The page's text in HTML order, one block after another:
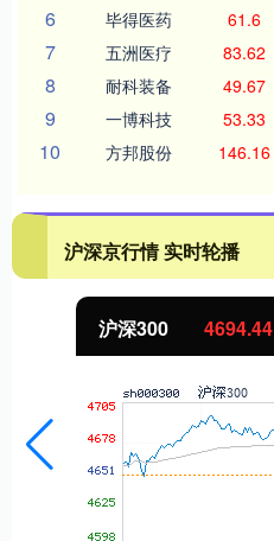
6 毕得医药 61.6
7 五洲医疗 83.62
8 耐科装备 49.67
9 一博科技 53.33
10 方邦股份 146.16
沪深京行情 实时轮播
沪深300 4694.44